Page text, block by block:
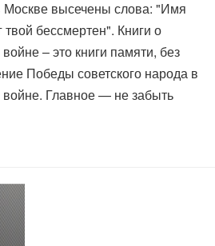
Москве высечены слова: "Имя
твой бессмертен". Книги о
– это книги памяти, без
Победы советского народа в
войне. Главное — не забыть